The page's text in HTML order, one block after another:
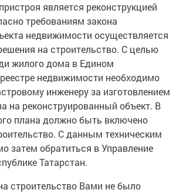
является реконструкцией
требованиям закона
недвижимости осуществляется
на строительство. С целью
жилого дома в Едином
недвижимости необходимо
инженеру за изготовлением
на реконструированный объект. В
плана должно быть включено
С данным техническим
затем обратиться в Управление
Татарстан.
строительство Вами не было